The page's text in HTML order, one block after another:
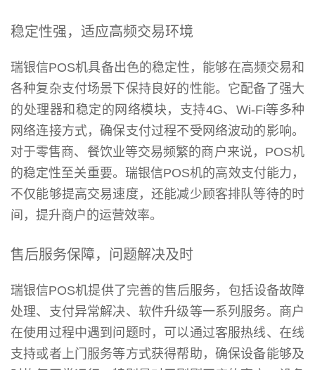
稳定性强，适应高频交易环境
瑞银信POS机具备出色的稳定性，能够在高频交易和
各种复杂支付场景下保持良好的性能。它配备了强大
的处理器和稳定的网络模块，支持4G、Wi-Fi等多种
网络连接方式，确保支付过程不受网络波动的影响。
对于零售商、餐饮业等交易频繁的商户来说，POS机
的稳定性至关重要。瑞银信POS机的高效支付能力，
不仅能够提高交易速度，还能减少顾客排队等待的时
间，提升商户的运营效率。
售后服务保障，问题解决及时
瑞银信POS机提供了完善的售后服务，包括设备故障
处理、支付异常解决、软件升级等一系列服务。商户
在使用过程中遇到问题时，可以通过客服热线、在线
支持或者上门服务等方式获得帮助，确保设备能够及